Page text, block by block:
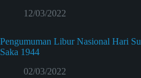
12/03/2022
Pengumuman Libur Nasional Hari
Saka 1944
02/03/2022